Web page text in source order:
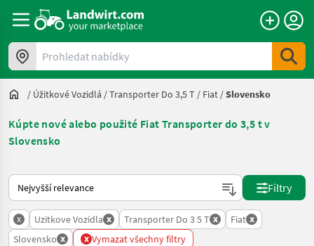
Prohledat nabídky
/ Úžitkové Vozidlá /Transporter Do 3,5 T / Fiat /Slovensko
Kúpte nové alebo použité Fiat Transporter do 3,5 t v
Slovensko
Takto se řadí nabídky na Landwirt.com
Filtry
x Uzitkove Vozidla x Transporter Do 3 5 T x Fiat x
Slovensko x x Vymazat všechny filtry